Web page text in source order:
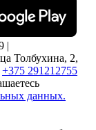
|
Толбухина, 2,
+375 291212755
данных.